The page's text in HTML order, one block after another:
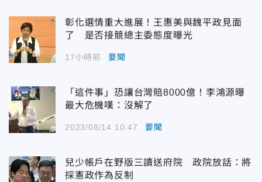
彰化選情重大進展！王惠美與魏平政見面
了 是否接競總主委態度曝光
17小時前 要聞
「這件事」恐讓台灣賠8000億！李鴻源曝
最大危機嘆：沒解了
2023/08/14 10:47 要聞
兒少帳戶在野版三讀送府院 政院放話：將
採憲政作為反制